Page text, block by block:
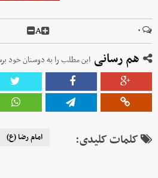
۰ A
هم رسانی این مطلب را به دوستان خود
کلمات کلیدی: امام رضا (ع)